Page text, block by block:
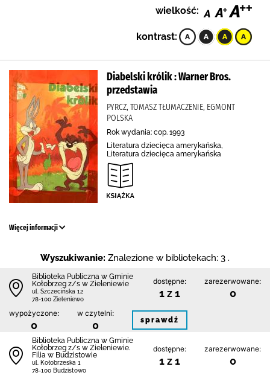
wielkość:
kontrast:
Diabelski królik : Warner Bros.
przedstawia
PYRCZ, TOMASZ TŁUMACZENIE, EGMONT
POLSKA
Rok wydania: cop. 1993
Literatura dziecięca amerykańska,
Literatura dziecięca amerykańska
Więcej informacji
Wyszukiwanie: Znalezione w bibliotekach: 3 .
Biblioteka Publiczna w Gminie
Kołobrzeg z/s w Zieleniewie
ul. Szczecińska 12
78-100 Zieleniewo
dostępne:
1 z 1
zarezerwowane:
0
wypożyczone:
0
w czytelni:
0 sprawdź
Biblioteka Publiczna w Gminie
Kołobrzeg z/s w Zieleniewie.
Filia w Budzistowie
ul. Kołobrzeska 1
78-100 Budzistowo
dostępne:
1 z 1
zarezerwowane:
0